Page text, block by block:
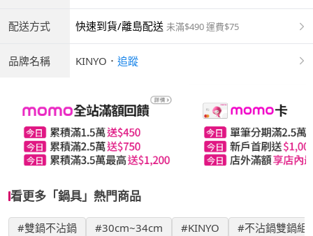
配送方式 快速到貨/離島配送 未滿$490 運費$75
品牌名稱 KINYO ． 追蹤
看更多「鍋具」熱門商品
#雙鍋不沾鍋 #30cm~34cm #KINYO #不沾鍋雙鍋組